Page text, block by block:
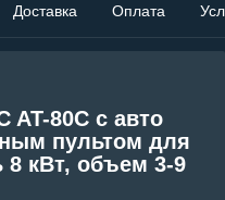
Доставка Оплата
AT-80C c авто
пультом для
кВт, объем 3-9